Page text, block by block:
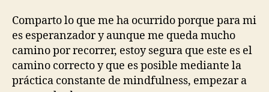
Comparto lo que me ha ocurrido porque para mi
es esperanzador y aunque me queda mucho
camino por recorrer, estoy segura que este es el
camino correcto y que es posible mediante la
práctica constante de mindfulness, empezar a